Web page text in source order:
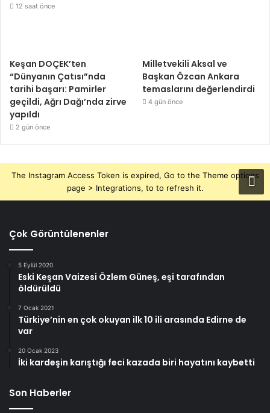
12 saat önce
Keşan DOÇEK’ten
“Dünyanın Çatısı”nda
tarihi başarı: Pamirler
geçildi, Ağrı Dağı’nda zirve
yapıldı
2 gün önce
Milletvekili Aksal ve
Başkan Özcan Ankara
temaslarını değerlendirdi
4 gün önce
The Instagram Access Token is expired, Go to the Theme options
page > Integrations, to to refresh it.
Çok Görüntülenenler
5 Eylül 2020
Eski Keşan Vaizesi Özlem Güneş, eşi tarafından
öldürüldü
7 Ocak 2021
Türkiye’nin en çok okuyan ilk 10 ili arasında Edirne de
var
20 Ocak 2023
İki kardeşin karıştığı feci kazada biri hayatını kaybetti
Son Haberler